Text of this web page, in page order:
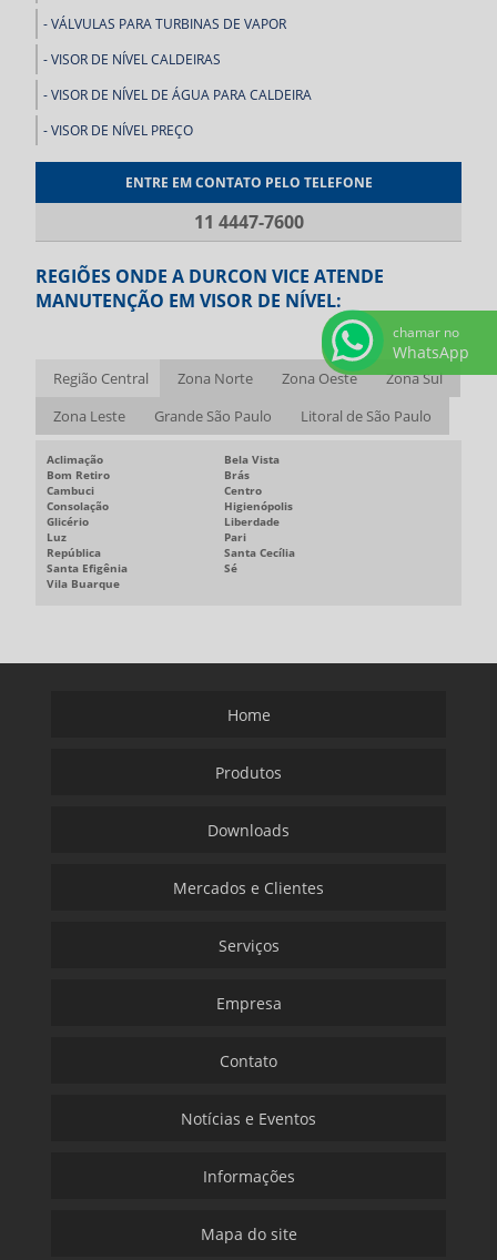
VÁLVULAS PARA TURBINAS DE VAPOR
VISOR DE NÍVEL CALDEIRAS
VISOR DE NÍVEL DE ÁGUA PARA CALDEIRA
VISOR DE NÍVEL PREÇO
ENTRE EM CONTATO PELO TELEFONE
11 4447-7600
REGIÕES ONDE A DURCON VICE ATENDE
MANUTENÇÃO EM VISOR DE NÍVEL:
Região Central Zona Norte Zona Oeste
Zona Sul
Zona Leste
Grande São Paulo Litoral de São Paulo
Aclimação
Bela Vista
Bom Retiro
Brás
Cambuci
Centro
Consolação
Higienópolis
Glicério
Liberdade
Luz
Pari
República
Santa Cecília
Santa Efigênia
Sé
Vila Buarque
Home
Produtos
Downloads
Mercados e Clientes
Serviços
Empresa
Contato
Notícias e Eventos
Informações
Mapa do site
chamar no
WhatsApp